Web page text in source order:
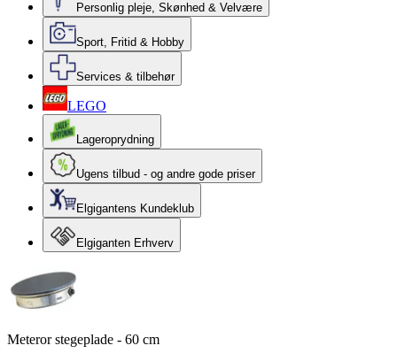
Personlig pleje, Skønhed & Velvære
Sport, Fritid & Hobby
Services & tilbehør
LEGO
Lageroprydning
Ugens tilbud - og andre gode priser
Elgigantens Kundeklub
Elgiganten Erhverv
Meteror stegeplade - 60 cm